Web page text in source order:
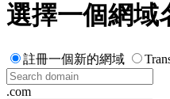
選擇一個網域
註冊一個新的網域
.com